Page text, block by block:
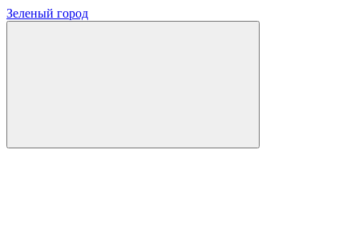
Зеленый город